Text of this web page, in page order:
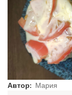
Автор: Мария